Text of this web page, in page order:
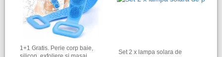
1+1 Gratis. Perie corp baie,
Set 2 x lampa solara de